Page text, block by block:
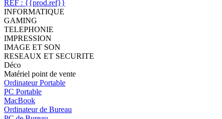
REF : {{prod.ref}}
INFORMATIQUE
GAMING
TELEPHONIE
IMPRESSION
IMAGE ET SON
RESEAUX ET SECURITE
Déco
Matériel point de vente
Ordinateur Portable
PC Portable
MacBook
Ordinateur de Bureau